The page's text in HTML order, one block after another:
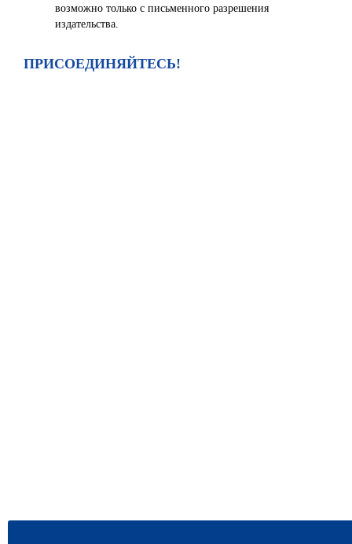
возможно только с письменного разрешения
издательства.
ПРИСОЕДИНЯЙТЕСЬ!